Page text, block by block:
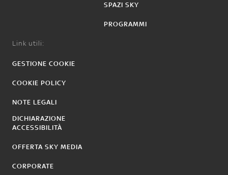
SPAZI SKY
PROGRAMMI
Link utili:
GESTIONE COOKIE
COOKIE POLICY
NOTE LEGALI
DICHIARAZIONE
ACCESSIBILITÀ
OFFERTA SKY MEDIA
CORPORATE